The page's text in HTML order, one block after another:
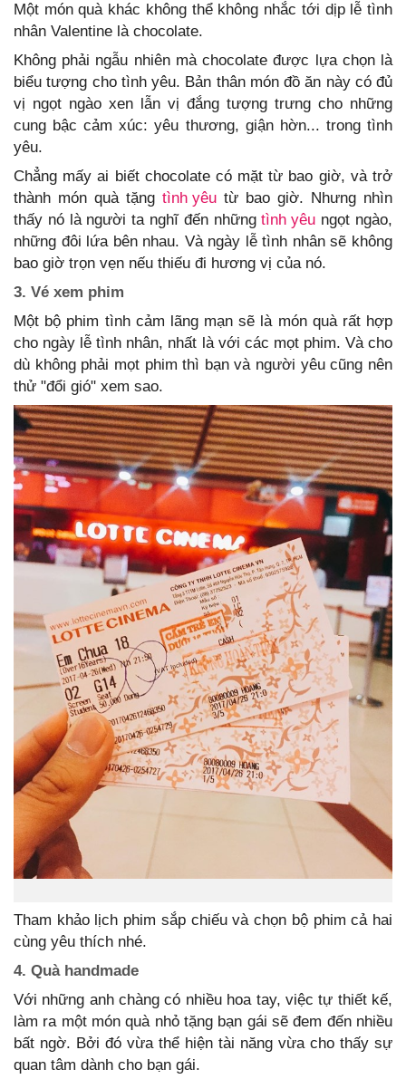
Một món quà khác không thể không nhắc tới dịp lễ tình
nhân Valentine là chocolate.
Không phải ngẫu nhiên mà chocolate được lựa chọn là
biểu tượng cho tình yêu. Bản thân món đồ ăn này có đủ
vị ngọt ngào xen lẫn vị đắng tượng trưng cho những
cung bậc cảm xúc: yêu thương, giận hờn... trong tình
yêu.
Chẳng mấy ai biết chocolate có mặt từ bao giờ, và trở
thành món quà tặng tình yêu từ bao giờ. Nhưng nhìn
thấy nó là người ta nghĩ đến nhữngtình yêu ngọt ngào,
những đôi lứa bên nhau. Và ngày lễ tình nhân sẽ không
bao giờ trọn vẹn nếu thiếu đi hương vị của nó.
3. Vé xem phim
Một bộ phim tình cảm lãng mạn sẽ là món quà rất hợp
cho ngày lễ tình nhân, nhất là với các mọt phim. Và cho
dù không phải mọt phim thì bạn và người yêu cũng nên
thử "đổi gió" xem sao.
Tham khảo lịch phim sắp chiếu và chọn bộ phim cả hai
cùng yêu thích nhé.
4. Quà handmade
Với những anh chàng có nhiều hoa tay, việc tự thiết kế,
làm ra một món quà nhỏ tặng bạn gái sẽ đem đến nhiều
bất ngờ. Bởi đó vừa thể hiện tài năng vừa cho thấy sự
quan tâm dành cho bạn gái.